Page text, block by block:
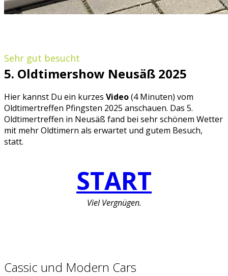
Sehr gut besucht
5. Oldtimershow Neusäß 2025
Hier kannst Du ein kurzes Video(4 Minuten) vom
Oldtimertreffen Pfingsten 2025 anschauen. Das 5.
Oldtimertreffen in Neusäß fand bei sehr schönem Wetter
mit mehr Oldtimern als erwartet und gutem Besuch,
statt.
START
Viel Vergnügen.
Cassic und Modern Cars